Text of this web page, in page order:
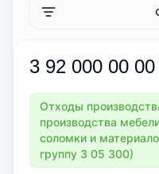
3 92 000 00
Отходы
производства
соломки и
группу 3 05 300)